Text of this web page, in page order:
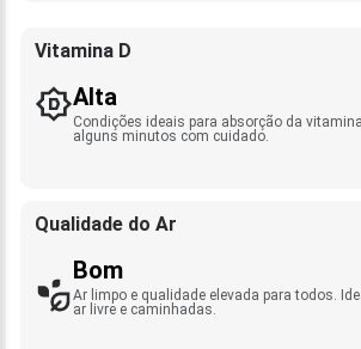
Vitamina D
Alta
Condições ideais para absorção da
alguns minutos com cuidado.
Qualidade do Ar
Bom
Ar limpo e qualidade elevada para todos.
ar livre e caminhadas.